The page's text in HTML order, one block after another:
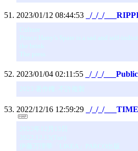
2023/01/12 08:44:53 _/_/_/
Culture
Prince Harry’s Spare is a sad and self-
the brink
The press
2023/01/04 02:11:55 _/_/_/
2023 著作権. 不許複製
2022/12/16 12:59:29 _/_/_/
2022年12月13日
2022.12.13(Tue)
伊藤万理華「LIKEA」PARCO出版